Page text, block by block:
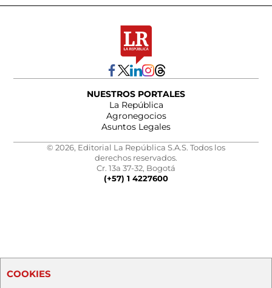
NUESTROS PORTALES
La República
Agronegocios
Asuntos Legales
© 2026, Editorial La República S.A.S. Todos los
derechos reservados.
Cr. 13a 37-32, Bogotá
(+57) 1 4227600
COOKIES